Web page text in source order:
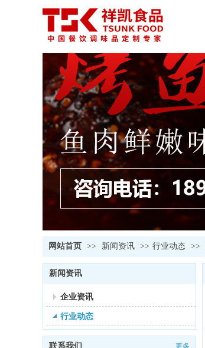
网站首页 >> 新闻资讯 >> 行业动态 >>
新闻资讯
企业资讯
行业动态
联系我们 更多